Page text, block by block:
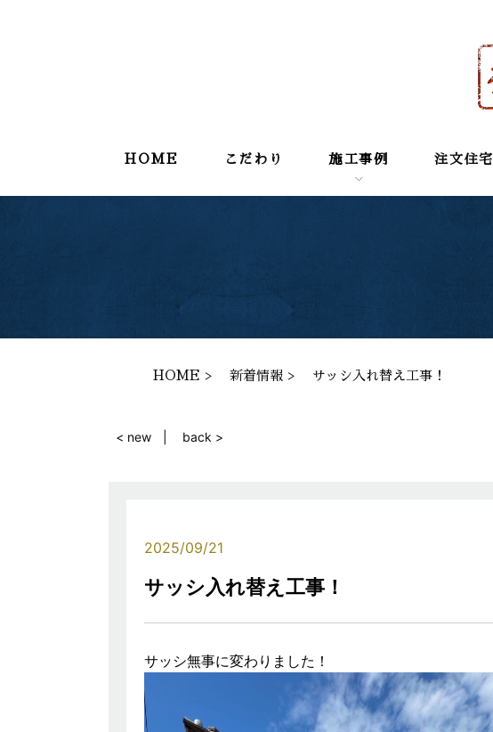
HOME こだわり 施工事例 注文住宅
HOME 新着情報 サッシ入れ替え工事！
< new back >
2025/09/21
サッシ入れ替え工事！
サッシ無事に変わりました！